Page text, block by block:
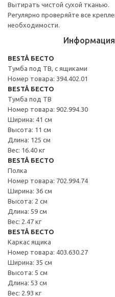
Вытирать чистой сухой тканью.
Регулярно проверяйте все
необходимости.
Информация
BESTÅ БЕСТО
Тумба под ТВ, с ящиками
Номер товара: 394.402.01
BESTÅ БЕСТО
Тумба под ТВ
Номер товара: 902.994.30
Ширина: 41 см
Высота: 11 см
Длина: 125 см
Вес: 16.40 кг
BESTÅ БЕСТО
Полка
Номер товара: 702.994.74
Ширина: 36 см
Высота: 2 см
Длина: 59 см
Вес: 2.47 кг
BESTÅ БЕСТО
Каркас ящика
Номер товара: 403.630.27
Ширина: 35 см
Высота: 5 см
Длина: 53 см
Вес: 2.93 кг